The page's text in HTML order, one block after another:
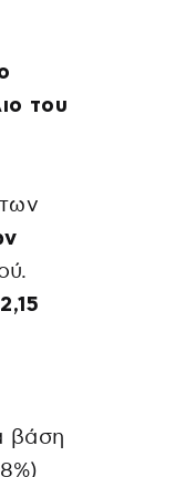
του
βάση